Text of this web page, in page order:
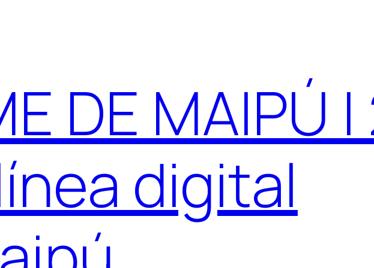
DE MAIPÚ
digital